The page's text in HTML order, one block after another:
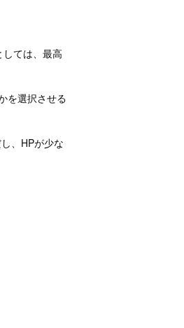
ては、最高
を選択させる
、HPが少な